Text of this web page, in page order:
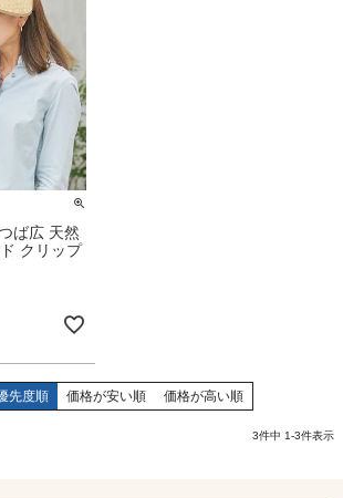
ば広 天然
クリップ
先度順 価格が安い順 価格が高い順
3件中 1-3件表示